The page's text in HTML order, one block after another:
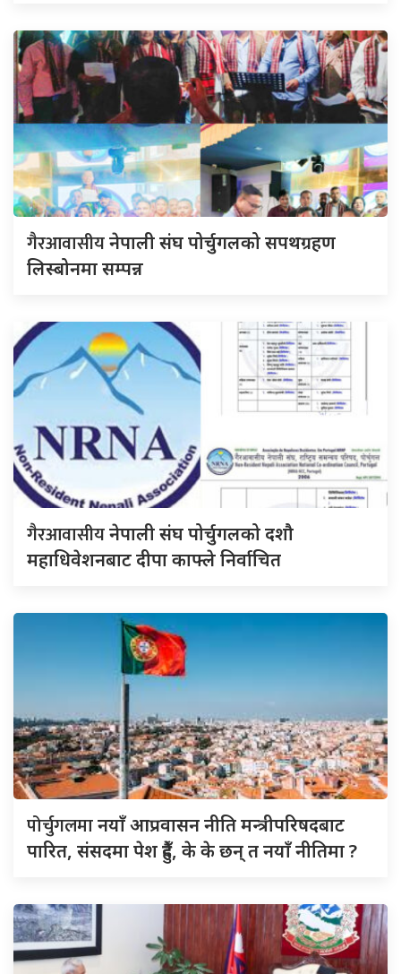
गैरआवासीयनेपाली संघ पोर्चुगलको सपथग्रहण
लिस्बोनमा सम्पन्न
गैरआवासीयनेपाली संघ पोर्चुगलको दशौ
महाधिवेशनबाट दीपा काफ्ले निर्वाचित
पोर्चुगलमानयाँ आप्रवासन नीति मन्त्रीपरिषदबाट
पारित, संसदमा पेश हुँदै, के के छन् त नयाँ नीतिमा ?